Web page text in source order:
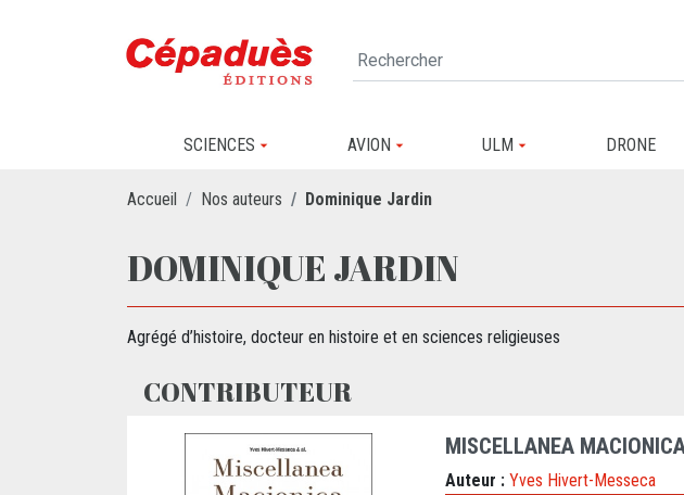
SCIENCES AVION ULM DRONE
Accueil Nos auteurs Dominique Jardin
DOMINIQUE JARDIN
Agrégé d’histoire, docteur en histoire et en sciences religieuses
CONTRIBUTEUR
MISCELLANEA
Auteur : Yves Hivert-Messeca